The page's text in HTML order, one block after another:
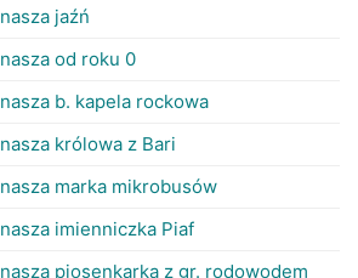
nasza jaźń
nasza od roku 0
nasza b. kapela rockowa
nasza królowa z Bari
nasza marka mikrobusów
nasza imienniczka Piaf
nasza piosenkarka z gr. rodowodem